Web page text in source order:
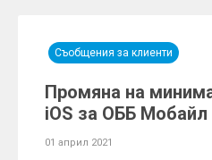
Съобщения за клиенти
Промяна на
iOS за ОББ Мобайл
01 април 2021